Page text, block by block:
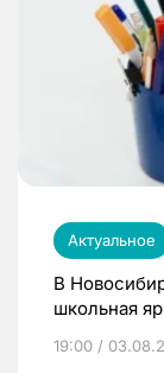
Актуальное
В
школьная
19:00 /